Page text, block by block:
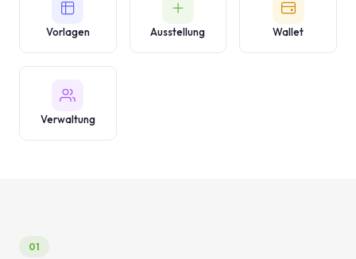
Vorlagen Ausstellung Wallet
Verwaltung
01